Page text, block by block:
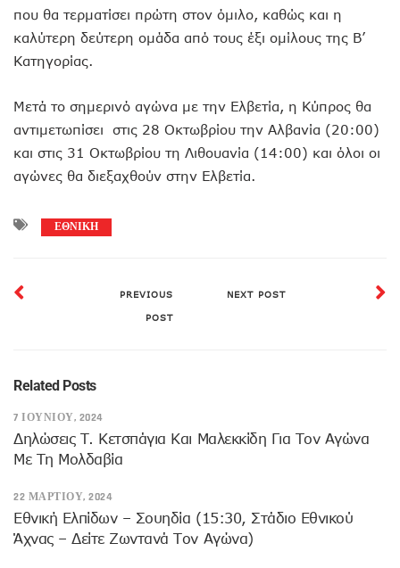
που θα τερματίσει πρώτη στον όμιλο, καθώς και η
καλύτερη δεύτερη ομάδα από τους έξι ομίλους της Β’
Κατηγορίας.
Μετά το σημερινό αγώνα με την Ελβετία, η Κύπρος θα
αντιμετωπίσει στις 28 Οκτωβρίου την Αλβανία (20:00)
και στις 31 Οκτωβρίου τη Λιθουανία (14:00) και όλοι οι
αγώνες θα διεξαχθούν στην Ελβετία.
ΕΘΝΙΚΗ
PREVIOUS
POST
NEXT POST
Related Posts
7 ΙΟΥΝΊΟΥ, 2024
Δηλώσεις Τ. Κετσπάγια Και Μαλεκκίδη Για Τον Αγώνα
Με Τη Μολδαβία
22 ΜΑΡΤΊΟΥ, 2024
Εθνική Ελπίδων – Σουηδία (15:30, Στάδιο Εθνικού
Άχνας – Δείτε Ζωντανά Τον Αγώνα)